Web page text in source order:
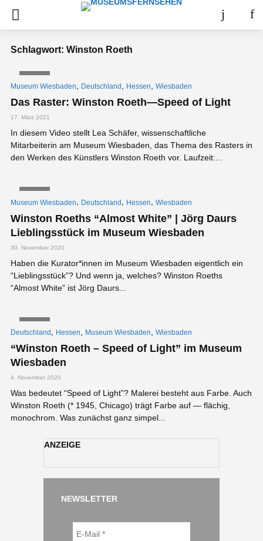
Schlagwort: Winston Roeth
Museum Wiesbaden Deutschland Hessen Wiesbaden
Das Raster: Winston Roeth—Speed of Light
17. März 2021
In diesem Video stellt Lea Schäfer, wissenschaftliche
Mitarbeiterin am Museum Wiesbaden, das Thema des Rasters in
den Werken des Künstlers Winston Roeth vor. Laufzeit:...
Museum Wiesbaden, Deutschland, Hessen, Wiesbaden
Winston Roeths “Almost White” | Jörg Daurs
Lieblingsstück im Museum Wiesbaden
30. November 2020
Haben die Kurator*innen im Museum Wiesbaden eigentlich ein
“Lieblingsstück”? Und wenn ja, welches? Winston Roeths
“Almost White” ist Jörg Daurs...
Deutschland Hessen Museum Wiesbaden Wiesbaden
“Winston Roeth – Speed of Light” im Museum
Wiesbaden
4. November 2020
Was bedeutet “Speed of Light”? Malerei besteht aus Farbe. Auch
Winston Roeth (* 1945, Chicago) trägt Farbe auf — flächig,
monochrom. Was zunächst ganz simpel...
ANZEIGE
NEWSLETTER